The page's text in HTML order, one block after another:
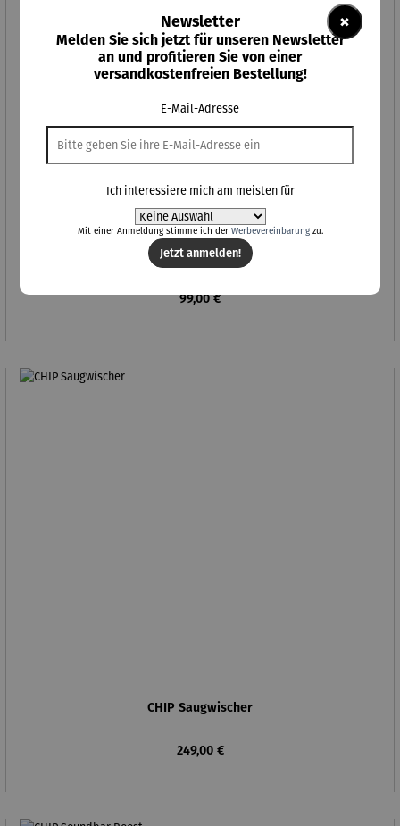
CHIP Powerbank
Regulärer Preis:
99,00 €
CHIP Saugwischer
Regulärer Preis:
249,00 €
×
Newsletter
Melden Sie sich jetzt für unseren Newsletter
an und profitieren Sie von einer
versandkostenfreien Bestellung!
E-Mail-Adresse
Ich interessiere mich am meisten für
Mit einer Anmeldung stimme ich der Werbevereinbarungzu.
Jetzt anmelden!